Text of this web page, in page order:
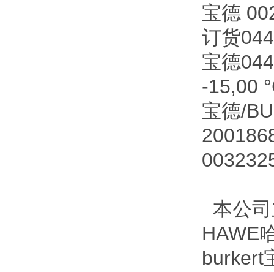
宝德
订货
宝德
-15,00
宝德/
本公
HAWE
burkert